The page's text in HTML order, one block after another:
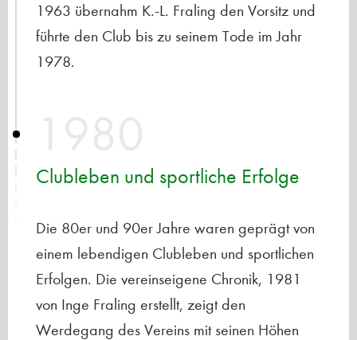
1963 übernahm K.-L. Fraling den Vorsitz und
führte den Club bis zu seinem Tode im Jahr
1978.
Clubleben und sportliche Erfolge
Die 80er und 90er Jahre waren geprägt von
einem lebendigen Clubleben und sportlichen
Erfolgen. Die vereinseigene Chronik, 1981
von Inge Fraling erstellt, zeigt den
Werdegang des Vereins mit seinen Höhen